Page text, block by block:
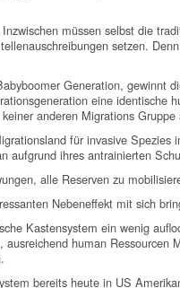
müssen selbst die
setzen.
Generation, gewinnt
eine identische
anderen Migrations
für invasive Spezies
aufgrund ihres antrainierten
alle Reserven zu
Nebeneffekt mit sich
Kastensystem ein wenig
human Ressourcen
bereits heute in US